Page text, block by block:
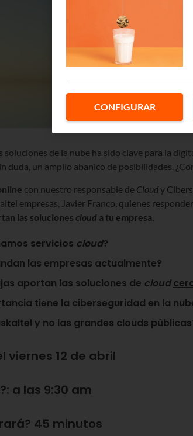
soluciones de la nube ha sido clave para la
duda, un amplio abanico de posibilidades.
con nuestro responsable de Cloudy
empresas, Javier Franco, quienes
las soluciones cloud a tu empresa.
servicios cloud?
las empresas actualmente?
aportan las soluciones de cloud
tiene la ciberseguridad en la
y no las grandes clouds públicas
viernes 12 de abril
a las 9:30 am
45 minutos
CONFIGURAR